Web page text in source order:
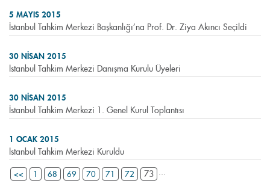
İstanbul Tahkim Merkezi Başkanlığı’na Prof. Dr. Ziya Akıncı Seçildi
5 MAYIS 2015
İstanbul Tahkim Merkezi Danışma Kurulu Üyeleri
30 NISAN 2015
İstanbul Tahkim Merkezi 1. Genel Kurul Toplantısı
30 NISAN 2015
İstanbul Tahkim Merkezi Kuruldu
1 OCAK 2015
<< 1 ...
68 69 70 71 72 73